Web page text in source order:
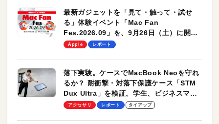
最新ガジェットを「見て・触って・試せ
る」体験イベント「Mac Fan
Fes.2026.09」を、9月26日（土）に開催
します！
Apple レポート
落下実験。ケースでMacBook Neoを守れ
るか？ 耐衝撃・対落下保護ケース「STM
Dux Ultra」を検証。学生、ビジネスマン
のモバイルユースに最適！
アクセサリ レポート タイアップ